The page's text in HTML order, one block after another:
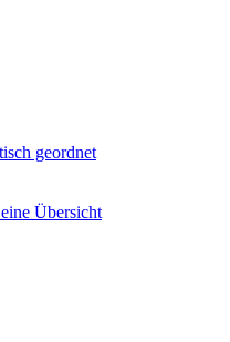
geordnet
Übersicht